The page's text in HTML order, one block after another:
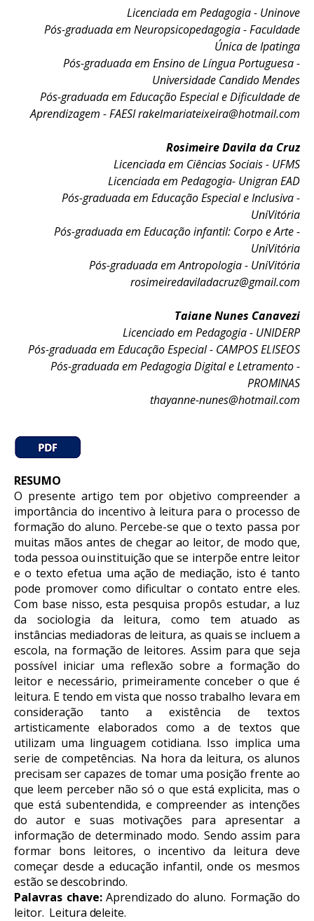
Licenciada em Pedagogia - Uninove
Pós-graduada em Neuropsicopedagogia - Faculdade
Única de Ipatinga
Pós-graduada em Ensino de Língua Portuguesa -
Universidade Candido Mendes
Pós-graduada em Educação Especial e Dificuldade de
Aprendizagem - FAESIrakelmariateixeira@hotmail.com
Rosimeire Davila da Cruz
Licenciada em Ciências Sociais - UFMS
Licenciada em Pedagogia- Unigran EAD
Pós-graduada em Educação Especial e Inclusiva -
UniVitória
Pós-graduada em Educação infantil: Corpo e Arte -
UniVitória
Pós-graduada em Antropologia - UniVitória
rosimeiredaviladacruz@gmail.com
Taiane Nunes Canavezi
Licenciado em Pedagogia - UNIDERP
Pós-graduada em Educação Especial - CAMPOS ELISEOS
Pós-graduada em Pedagogia Digital e Letramento -
PROMINAS
thayanne-nunes@hotmail.com
RESUMO
O presente artigo tem por objetivo compreender a
importância do incentivo à leitura para o processo de
formação do aluno. Percebe-se que o texto passa por
muitas mãos antes de chegar ao leitor, de modo que,
toda pessoa ouinstituição que se interpõe entre leitor
e o texto efetua uma ação de mediação, isto é tanto
pode promover como dificultar o contato entre eles.
Com base nisso, esta pesquisa propôs estudar, a luz
da sociologia da leitura, como
tem atuado
as
instâncias mediadoras de leitura, as quais se incluem a
escola, na formação de leitores. Assim para que seja
possível iniciar uma reflexão sobre a formação do
leitor e necessário, primeiramente conceber o que é
leitura. E tendo em vista que nosso trabalho levara em
consideração tanto
a existência de
textos
artisticamente elaborados como a de textos que
utilizam uma linguagem cotidiana. Isso implica uma
serie de competências. Na hora da leitura, os alunos
precisam sercapazes de tomar uma posição frente ao
que leem perceber não só o que está explicita, mas o
que está subentendida, e compreender as intenções
do
autor e suas motivações paraapresentar a
informação de determinado modo. Sendo assim para
formar bons leitores, o incentivo da leitura deve
começar desde a educação infantil, onde os mesmos
estão sedescobrindo.
Palavras chave: Aprendizado do aluno. Formação do
leitor. Leitura deleite.